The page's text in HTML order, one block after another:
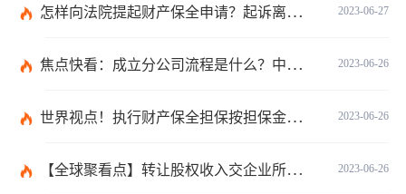
2023-06-27
怎样向法院提起财产保全申请？起诉离婚能申请财产保全吗？_全球快播
2023-06-26
焦点快看：成立分公司流程是什么？中华人民共和国公司登记管理条例第四十七条是什么？
2023-06-26
世界视点！执行财产保全担保按担保金额的1%收取吗？
2023-06-26
【全球聚看点】转让股权收入交企业所得税吗？企业所得税征税原则是什么？